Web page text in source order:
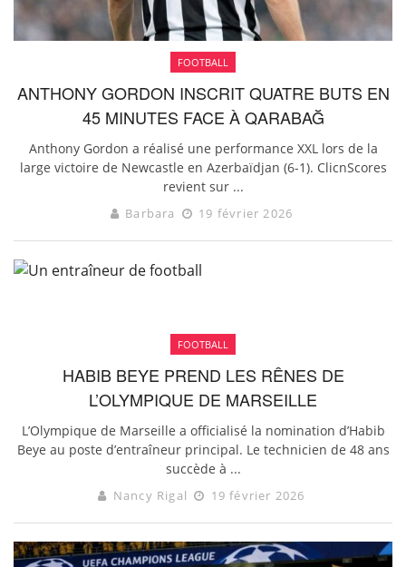
FOOTBALL
ANTHONY GORDON INSCRIT QUATRE BUTS EN
45 MINUTES FACE À QARABAĞ
Anthony Gordon a réalisé une performance XXL lors de la
large victoire de Newcastle en Azerbaïdjan (6-1). ClicnScores
revient sur ...
Barbara 19 février 2026
FOOTBALL
HABIB BEYE PREND LES RÊNES DE
L’OLYMPIQUE DE MARSEILLE
L’Olympique de Marseille a officialisé la nomination d’Habib
Beye au poste d’entraîneur principal. Le technicien de 48 ans
succède à ...
Nancy Rigal 19 février 2026